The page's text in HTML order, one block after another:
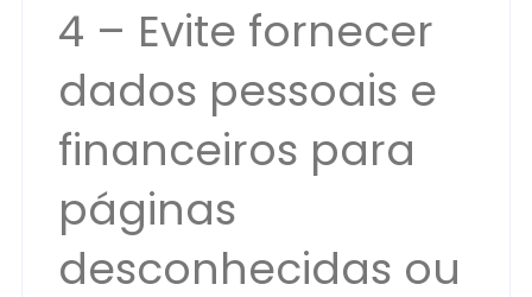
4 – Evite fornecer
dados pessoais e
financeiros para
páginas
desconhecidas ou